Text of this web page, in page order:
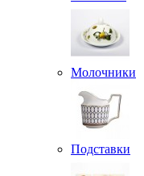
Молочники
Подставки